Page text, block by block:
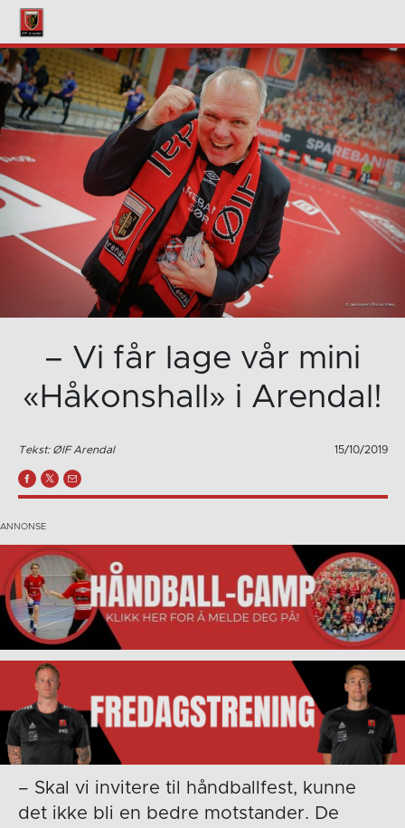
– Vi får lage vår mini
«Håkonshall» i Arendal!
Tekst: ØIF Arendal 15/10/2019
– Skal vi invitere til håndballfest, kunne
det ikke bli en bedre motstander. De